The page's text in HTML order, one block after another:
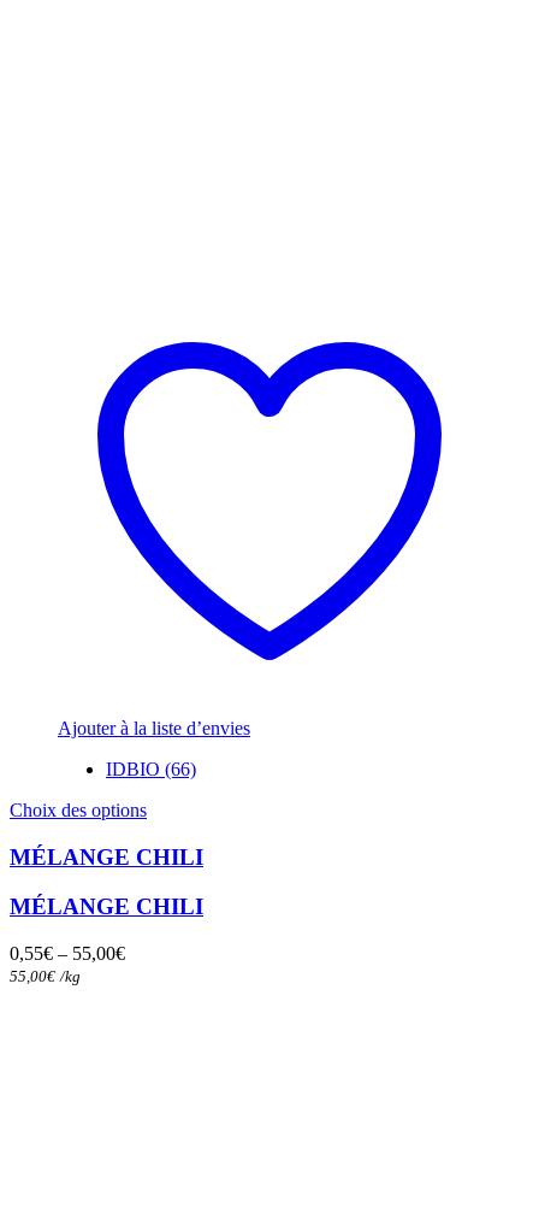
Ajouter à la liste d’envies
IDBIO (66)
Choix des optionsCe
a
plusieurs
variations.
Les
MÉLANGE CHILI
MÉLANGE CHILI
0,55€ – 55,00€
55,00€ /kg